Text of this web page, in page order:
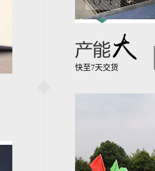
快至7天交货